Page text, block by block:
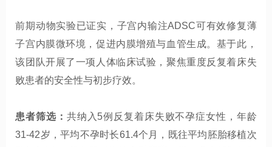
前期动物实验已证实，子宫内输注ADSC可有效修复薄
子宫内膜微环境，促进内膜增殖与血管生成。基于此，
该团队开展了一项人体临床试验，聚焦重度反复着床失
败患者的安全性与初步疗效。
患者筛选： 共纳入5例反复着床失败不孕症女性，年龄
31-42岁，平均不孕时长61.4个月，既往平均胚胎移植次